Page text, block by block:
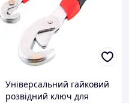
Універсальний гайковий
розвідний ключ для